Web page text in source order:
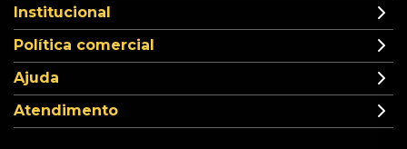
Institucional
Política comercial
Ajuda
Atendimento